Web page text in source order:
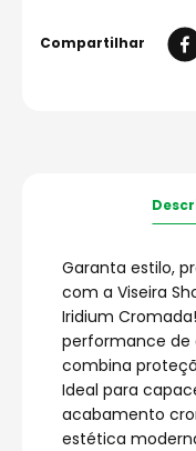
Garanta estilo,
com a Viseira
Iridium
performance de
combina
Ideal para
acabamento
estética